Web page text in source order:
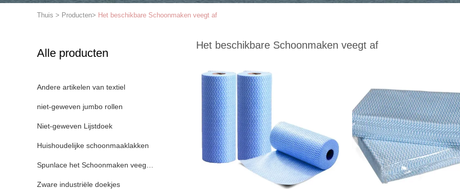
Thuis > Producten> Het beschikbare Schoonmaken veegt af
Alle producten
Andere artikelen van textiel
niet-geweven jumbo rollen
Niet-geweven Lijstdoek
Huishoudelijke schoonmaaklakken
Spunlace het Schoonmaken veegt af
Zware industriële doekjes
Het beschikbare Schoonmaken veegt af